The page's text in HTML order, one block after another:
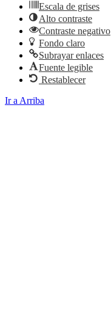
Escala de grises
Alto contraste
Contraste negativo
Fondo claro
Subrayar enlaces
Fuente legible
Restablecer
Ir a Arriba